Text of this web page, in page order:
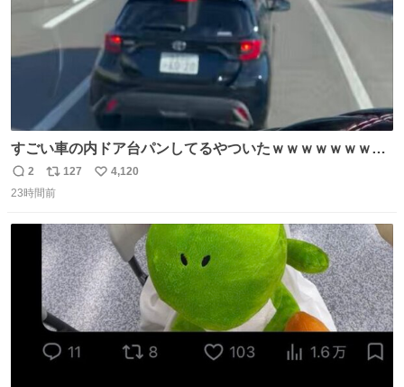
すごい車の内ドア台パンしてるやついたｗｗｗｗｗｗｗｗ
ｗｗｗｗｗｗ
返
信
2
リ
ポ
ト
数
127
い
数
4,120
23時間前